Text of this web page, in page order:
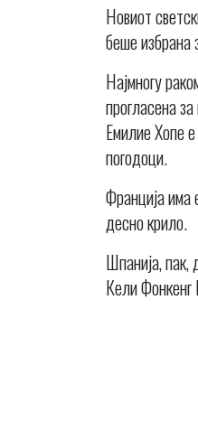
Новиот
беше избрана
Најмногу
прогласена
Емилие Хопе
погодоци.
Франција има
десно крило.
Шпанија, пак,
Кели Фонкенг